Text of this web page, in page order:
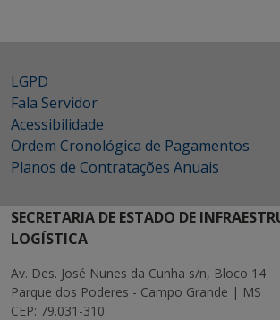
LGPD
Fala Servidor
Acessibilidade
Ordem Cronológica de Pagamentos
Planos de Contratações Anuais
SECRETARIA DE ESTADO DE
LOGÍSTICA
Av. Des. José Nunes da Cunha s/n, Bloco 14
Parque dos Poderes - Campo Grande | MS
CEP: 79.031-310